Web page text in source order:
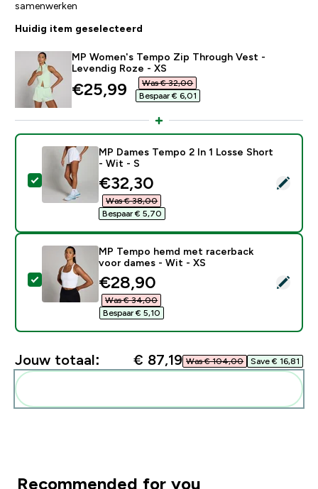
samenwerken
Huidig item geselecteerd
MP Women's Tempo Zip Through Vest -
Levendig Roze - XS
discounted price
€25,99‎
Was € 32,00‎
Bespaar € 6,01‎
Selecteer dit product - MP Dames Tempo 2 In 1
MP Dames Tempo 2 In 1 Losse Short
- Wit - S
discounted price
€32,30‎
Was € 38,00‎
Bespaar € 5,70‎
Selecteer dit product - MP Tempo hemd met
MP Tempo hemd met racerback
voor dames - Wit - XS
discounted price
€28,90‎
Was € 34,00‎
Bespaar € 5,10‎
Jouw totaal: € 87,19‎ Was € 104,00‎ Save € 16,81‎
Recommended for you